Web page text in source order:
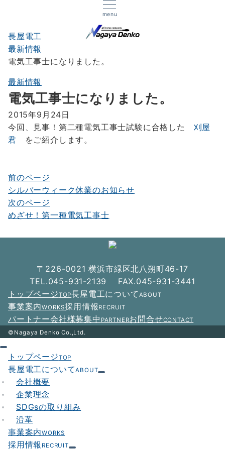
menu
長屋電工
最新情報
電気工事士になりました。
最新情報
電気工事士になりました。
2015年9月24日
今回、見事！第二種電気工事士試験に合格した
刈屋
君
をご紹介します。
投
稿
ナ
ョ
ン
前のページ
シルバーウィーク休業のお知らせ
次のページ
めざせ！第一種電気工事士
〒226-0021 横浜市緑区北八朔町46-17
TEL.045-931-2139 FAX.045-931-3441
トップページTOP長屋電工について ABOUT
事業案内WORKS採用情報 RECRUIT
パートナー会社様募集中 PARTNERお問合せCONTACT
©Nagaya Denko Co.,Ltd.
トップページTOP
長屋電工についてABOUT
会社概要
企業理念
SDGsの取り組み
沿革
事業案内WORKS
採用情報 RECRUIT